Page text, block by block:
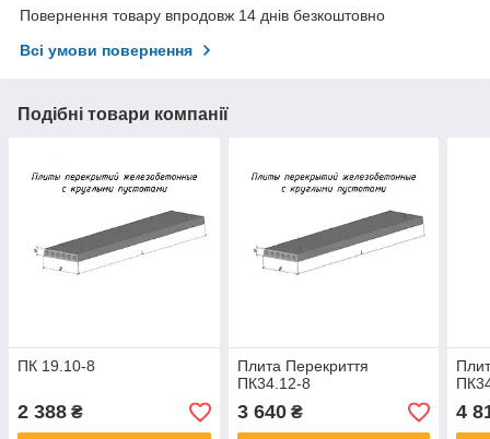
Повернення товару впродовж 14 днів безкоштовно
Всі умови повернення
Подібні товари компанії
ПК 19.10-8
2 388 ₴
Плита Перекриття
ПК34.12-8
3 640₴ 4